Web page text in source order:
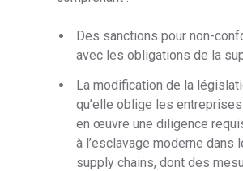
Des sanctions pour non-
avec les obligations de la
La modification de la
qu’elle oblige les
en œuvre une diligence
à l’esclavage moderne dans
supply chains, dont des